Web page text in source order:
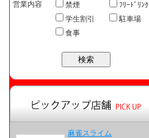
営業内容
禁煙
ﾌﾘｰﾄﾞﾘﾝｸ
学生割引
駐車場
食事
麻雀スライム